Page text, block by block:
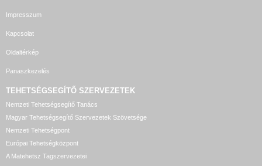
Impresszum
Kapcsolat
Oldaltérkép
Panaszkezelés
TEHETSÉGSEGÍTŐ SZERVEZETEK
Nemzeti Tehetségsegítő Tanács
Magyar Tehetségsegítő Szervezetek Szövetsége
Nemzeti Tehetségpont
Európai Tehetségközpont
A Matehetsz Tagszervezetei